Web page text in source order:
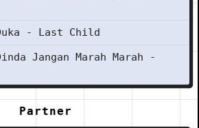
- Last Child
Jangan Marah Marah -
Partner